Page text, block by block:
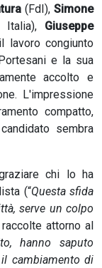
(FdI),Simone
Giuseppe
lavoro congiunto
e la sua
accolto e
L'impressione
compatto,
sembra
chi lo ha
(“Questa sfida
serve un colpo
attorno al
hanno saputo
cambiamento di